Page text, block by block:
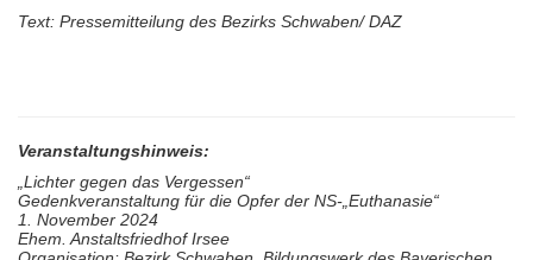
Text: Pressemitteilung des Bezirks Schwaben/ DAZ
Veranstaltungshinweis:
„Lichter gegen das Vergessen“
Gedenkveranstaltung für die Opfer der NS-„Euthanasie“
1. November 2024
Ehem. Anstaltsfriedhof Irsee